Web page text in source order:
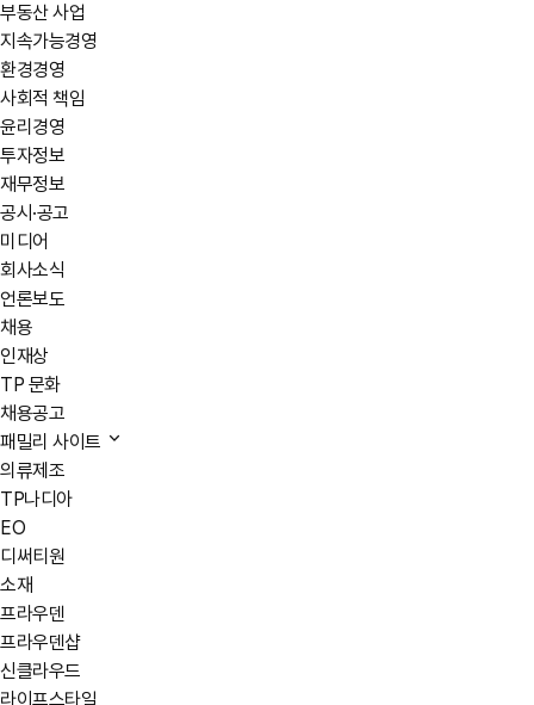
부동산 사업
지속가능경영
환경경영
사회적 책임
윤리경영
투자정보
재무정보
공시·공고
미디어
회사소식
언론보도
채용
인재상
TP 문화
채용공고
패밀리 사이트
의류제조
TP나디아
EO
디써티원
소재
프라우덴
프라우덴샵
신클라우드
라이프스타일